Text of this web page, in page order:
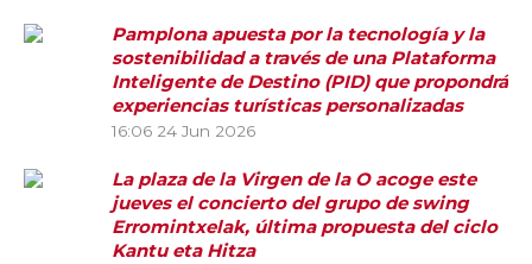
Pamplona apuesta por la tecnología y la
sostenibilidad a través de una Plataforma
Inteligente de Destino (PID) que propondrá
experiencias turísticas personalizadas
16:06 24 Jun 2026
La plaza de la Virgen de la O acoge este
jueves el concierto del grupo de swing
Erromintxelak, última propuesta del ciclo
Kantu eta Hitza